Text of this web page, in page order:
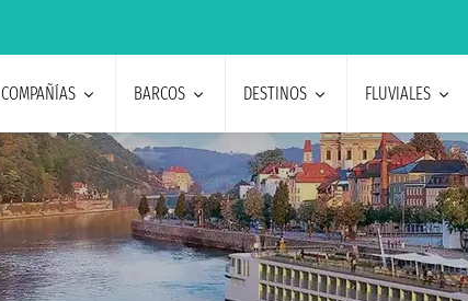
COMPAÑÍAS BARCOS DESTINOS FLUVIALES